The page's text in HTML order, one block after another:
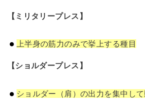
【ミリタリープレス】
上半身の筋力のみで挙上する種目
【ショルダープレス】
ショルダー（肩）の出力を集中して